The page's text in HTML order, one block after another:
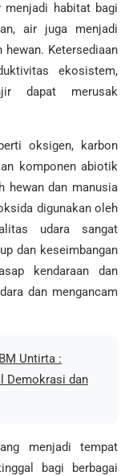
menjadi habitat bagi
air juga menjadi
hewan. Ketersediaan
ekosistem,
dapat merusak
oksigen, karbon
komponen abiotik
hewan dan manusia
digunakan oleh
udara sangat
dan keseimbangan
kendaraan dan
dan mengancam
Untirta :
Demokrasi dan
menjadi tempat
bagi berbagai